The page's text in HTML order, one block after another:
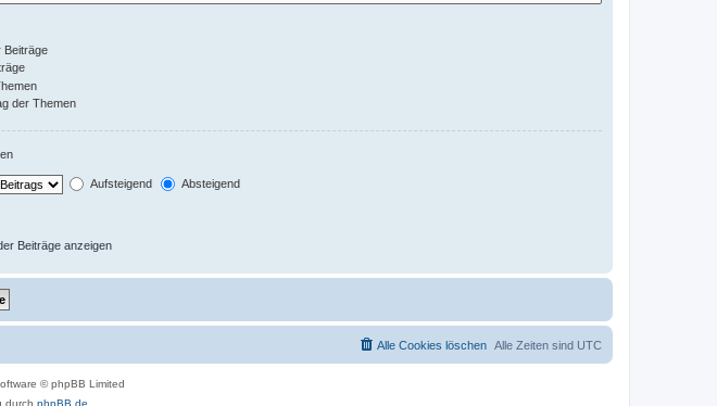
Beiträge
der Themen
Aufsteigend Absteigend
Beiträge anzeigen
Alle Zeiten sind UTC
Alle Cookies löschen
© phpBB Limited
durch phpBB.de